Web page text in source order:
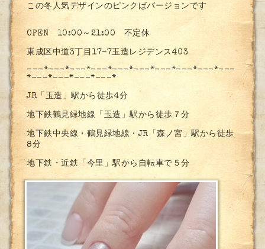
この冬人気デザインのピンクばバージョンです
OPEN 10:00～21:00 不定休
東成区中道3丁目17-7玉造レジデンス403
---*---*---*---*---*---*---*---*---*---
*---*---*---*---*
JR「玉造」駅から徒歩4分
地下鉄鶴見緑地線「玉造」駅から徒歩７分
地下鉄中央線・鶴見緑地線・JR「森ノ宮」駅から徒歩
8分
地下鉄・近鉄「今里」駅から自転車で５分